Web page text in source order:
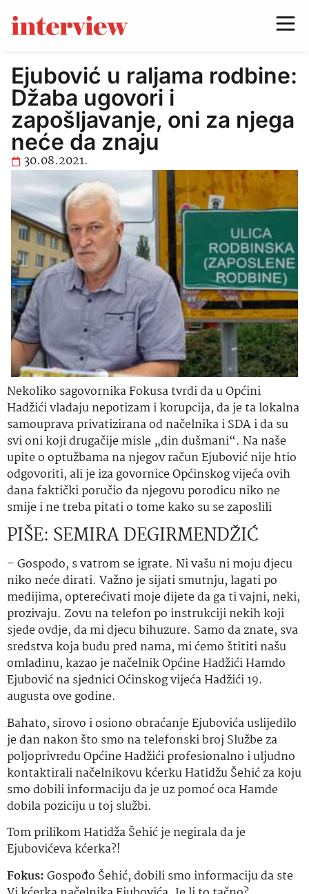
Ejubović u raljama rodbine:
Džaba ugovori i
zapošljavanje, oni za njega
neće da znaju
30.08.2021.
Nekoliko sagovornika Fokusa tvrdi da u Općini
Hadžići vladaju nepotizam i korupcija, da je ta lokalna
samouprava privatizirana od načelnika i SDA i da su
svi oni koji drugačije misle „din dušmani“. Na naše
upite o optužbama na njegov račun Ejubović nije htio
odgovoriti, ali je iza govornice Općinskog vijeća ovih
dana faktički poručio da njegovu porodicu niko ne
smije i ne treba pitati o tome kako su se zaposlili
PIŠE: SEMIRA DEGIRMENDŽIĆ
– Gospodo, s vatrom se igrate. Ni vašu ni moju djecu
niko neće dirati. Važno je sijati smutnju, lagati po
medijima, opterećivati moje dijete da ga ti vajni, neki,
prozivaju. Zovu na telefon po instrukciji nekih koji
sjede ovdje, da mi djecu bihuzure. Samo da znate, sva
sredstva koja budu pred nama, mi ćemo štititi našu
omladinu, kazao je načelnik Općine Hadžići Hamdo
Ejubović na sjednici Oćinskog vijeća Hadžići 19.
augusta ove godine.
Bahato, sirovo i osiono obraćanje Ejubovića uslijedilo
je dan nakon što smo na telefonski broj Službe za
poljoprivredu Općine Hadžići profesionalno i uljudno
kontaktirali načelnikovu kćerku Hatidžu Šehić za koju
smo dobili informaciju da je uz pomoć oca Hamde
dobila poziciju u toj službi.
Tom prilikom Hatidža Šehić je negirala da je
Ejubovićeva kćerka?!
Fokus:Gospođo Šehić, dobili smo informaciju da ste